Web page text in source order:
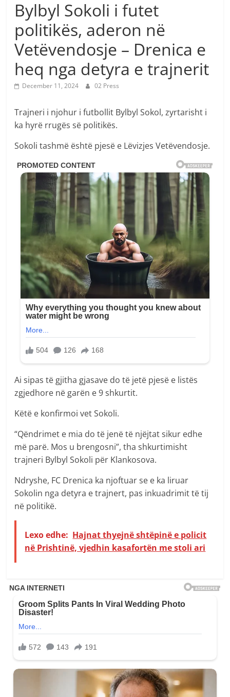
Bylbyl Sokoli i futet
politikës, aderon në
Vetëvendosje – Drenica e
heq nga detyra e trajnerit
December 11, 2024 02 Press
Trajneri i njohur i futbollit Bylbyl Sokol, zyrtarisht i
ka hyrë rrugës së politikës.
Sokoli tashmë është pjesë e Lëvizjes Vetëvendosje.
Ai sipas të gjitha gjasave do të jetë pjesë e listës
zgjedhore në garën e 9 shkurtit.
Këtë e konfirmoi vet Sokoli.
“Qëndrimet e mia do të jenë të njëjtat sikur edhe
më parë. Mos u brengosni”, tha shkurtimisht
trajneri Bylbyl Sokoli për Klankosova.
Ndryshe, FC Drenica ka njoftuar se e ka liruar
Sokolin nga detyra e trajnert, pas inkuadrimit të tij
në politikë.
Lexo edhe: Hajnat thyejnë shtëpinë e policit
në Prishtinë, vjedhin kasafortën me stoli ari